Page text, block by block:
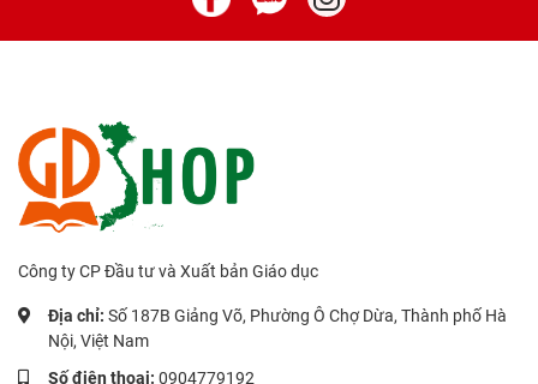
Công ty CP Đầu tư và Xuất bản Giáo dục
Địa chỉ: Số 187B Giảng Võ, Phường Ô Chợ Dừa, Thành phố Hà
Nội, Việt Nam
Số điện thoại: 0904779192